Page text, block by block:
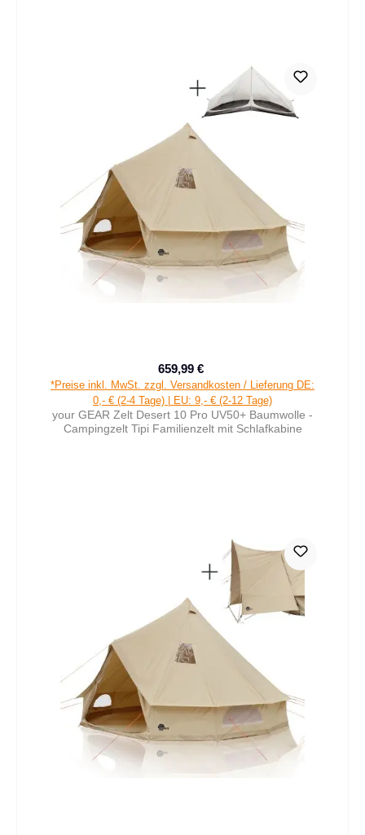
Verkaufspreis:
659,99 €
*Preise inkl. MwSt. zzgl. Versandkosten / Lieferung DE:
0,- € (2-4 Tage) | EU: 9,- € (2-12 Tage)
your GEAR Zelt Desert 10 Pro UV50+ Baumwolle -
Campingzelt Tipi Familienzelt mit Schlafkabine